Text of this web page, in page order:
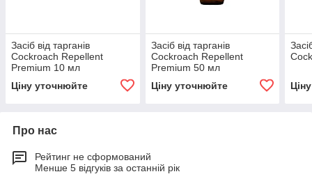
Засіб від тарганів
Cockroach Repellent
Premium 10 мл
Ціну уточнюйте
Засіб від тарганів
Cockroach Repellent
Premium 50 мл
Ціну уточнюйте
Про нас
Рейтинг не сформований
Менше 5 відгуків за останній рік